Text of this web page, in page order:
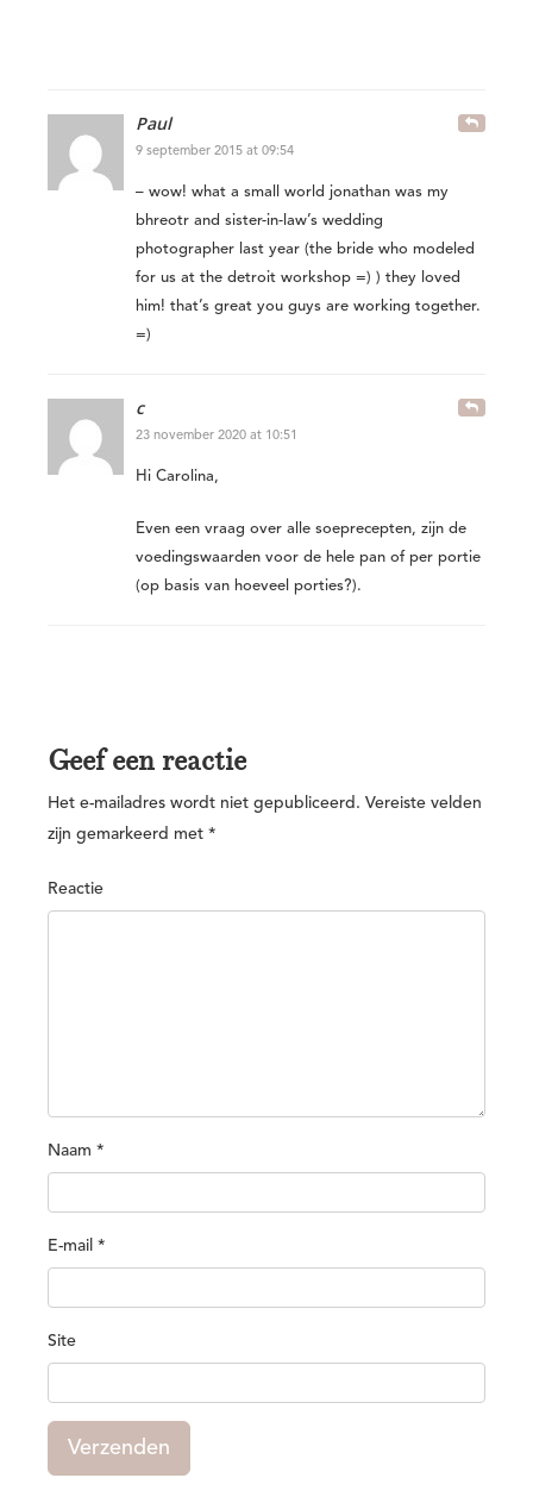
Paul
9 september 2015 at 09:54
– wow! what a small world jonathan was my
bhreotr and sister-in-law’s wedding
photographer last year (the bride who modeled
for us at the detroit workshop =) ) they loved
him! that’s great you guys are working together.
=)
c
23 november 2020 at 10:51
Hi Carolina,
Even een vraag over alle soeprecepten, zijn de
voedingswaarden voor de hele pan of per portie
(op basis van hoeveel porties?).
Geef een reactie
Het e-mailadres wordt niet gepubliceerd. Vereiste velden
zijn gemarkeerd met *
Reactie
Naam *
E-mail *
Site
Verzenden